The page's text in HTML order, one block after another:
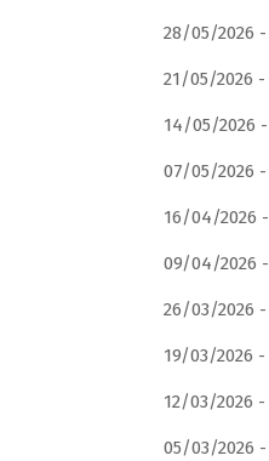
28/05/2026 -
21/05/2026 -
14/05/2026 -
07/05/2026 -
16/04/2026 -
09/04/2026 -
26/03/2026 -
19/03/2026 -
12/03/2026 -
05/03/2026 -